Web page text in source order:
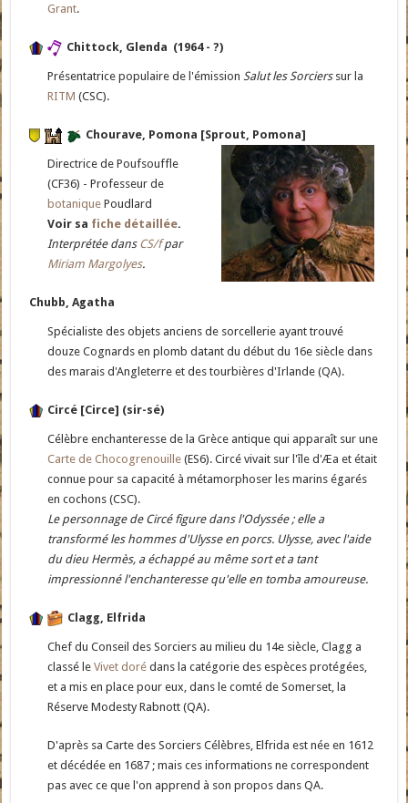
Grant.
Chittock, Glenda (1964 - ?)
Présentatrice populaire de l'émissionSalut les Sorcierssur la
RITM (CSC).
Chourave, Pomona [Sprout, Pomona]
Directrice de Poufsouffle
(CF36) - Professeur de
botanique Poudlard
Voir sa fiche détaillée.
Interprétée dans CS/fpar
Miriam Margolyes.
Chubb, Agatha
Spécialiste des objets anciens de sorcellerie ayant trouvé
douze Cognards en plomb datant du début du 16e siècle dans
des marais d'Angleterre et des tourbières d'Irlande (QA).
Circé [Circe] (sir-sé)
Célèbre enchanteresse de la Grèce antique qui apparaît sur une
Carte de Chocogrenouille (ES6). Circé vivait sur l'île d'Æa et était
connue pour sa capacité à métamorphoser les marins égarés
en cochons (CSC).
Le personnage de Circé figure dans l'Odyssée ; elle a
transformé les hommes d'Ulysse en porcs. Ulysse, avec l'aide
du dieu Hermès, a échappé au même sort et a tant
impressionné l'enchanteresse qu'elle en tomba amoureuse.
Clagg, Elfrida
Chef du Conseil des Sorciers au milieu du 14e siècle, Clagg a
classé leVivet doré dans la catégorie des espèces protégées,
et a mis en place pour eux, dans le comté de Somerset, la
Réserve Modesty Rabnott (QA).
D'après sa Carte des Sorciers Célèbres, Elfrida est née en 1612
et décédée en 1687 ; mais ces informations ne correspondent
pas avec ce que l'on apprend à son propos dans QA.